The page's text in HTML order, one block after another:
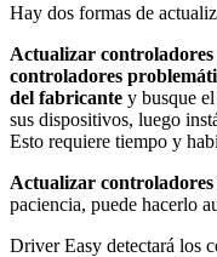
Hay dos formas de
Actualizar
controladores
del fabricante y busque
sus dispositivos, luego
Esto requiere tiempo y
Actualizar
paciencia, puede hacerlo
Driver Easy detectará los